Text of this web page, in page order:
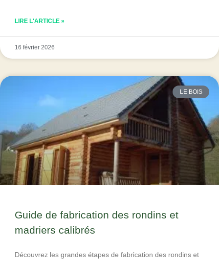
LIRE L'ARTICLE »
16 février 2026
LE BOIS
Guide de fabrication des rondins et
madriers calibrés
Découvrez les grandes étapes de fabrication des rondins et